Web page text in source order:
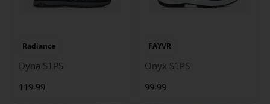
Radiance
Dyna S1PS
119.99
FAYVR
Onyx S1PS
99.99